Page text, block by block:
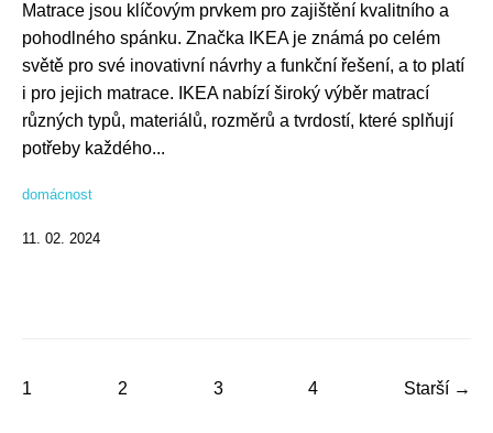
Matrace jsou klíčovým prvkem pro zajištění kvalitního a
pohodlného spánku. Značka IKEA je známá po celém
světě pro své inovativní návrhy a funkční řešení, a to platí
i pro jejich matrace. IKEA nabízí široký výběr matrací
různých typů, materiálů, rozměrů a tvrdostí, které splňují
potřeby každého...
domácnost
11. 02. 2024
1 2 3 4 Starší →